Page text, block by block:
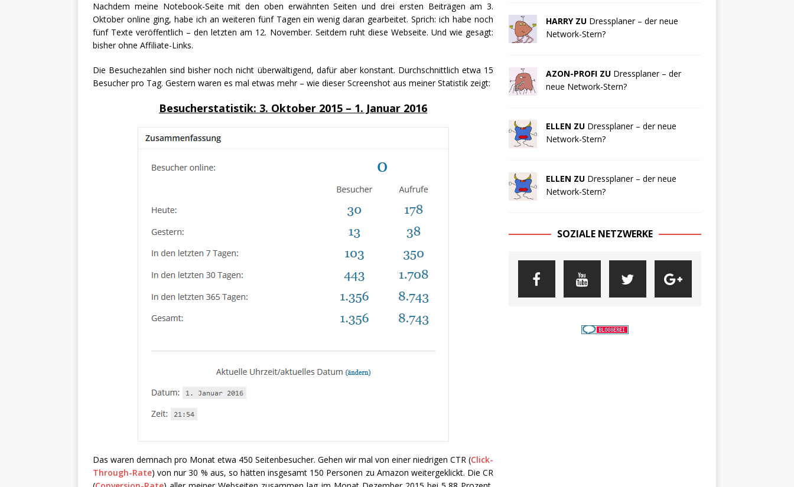
Nachdem meine Notebook-Seite mit den oben erwähnten Seiten und drei ersten Beiträgen am 3.
Oktober online ging, habe ich an weiteren fünf Tagen ein wenig daran gearbeitet. Sprich: ich habe noch
fünf Texte veröffentlich – den letzten am 12. November. Seitdem ruht diese Webseite. Und wie gesagt:
bisher ohne Affiliate-Links.
Die Besuchezahlen sind bisher noch nicht überwältigend, dafür aber konstant. Durchschnittlich etwa 15
Besucher pro Tag. Gestern waren es mal etwas mehr – wie dieser Screenshot aus meiner Statistik zeigt:
Besucherstatistik: 3. Oktober 2015 – 1. Januar 2016
Das waren demnach pro Monat etwa 450 Seitenbesucher. Gehen wir mal von einer niedrigen CTR (Click-
Through-Rate) von nur 30 % aus, so hätten insgesamt 150 Personen zu Amazon weitergeklickt. Die CR
HARRY ZU Dressplaner – der neue
Network-Stern?
AZON-PROFI ZU Dressplaner – der
neue Network-Stern?
ELLEN ZU Dressplaner – der neue
Network-Stern?
ELLEN ZU Dressplaner – der neue
Network-Stern?
SOZIALE NETZWERKE